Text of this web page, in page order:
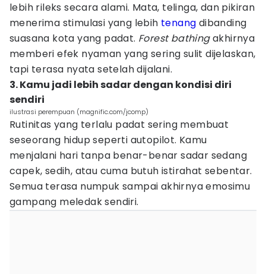
lebih rileks secara alami. Mata, telinga, dan pikiran
menerima stimulasi yang lebih tenang dibanding
suasana kota yang padat. Forest bathingakhirnya
memberi efek nyaman yang sering sulit dijelaskan,
tapi terasa nyata setelah dijalani.
3. Kamu jadi lebih sadar dengan kondisi diri
sendiri
ilustrasi perempuan (magnific.com/jcomp)
Rutinitas yang terlalu padat sering membuat
seseorang hidup seperti autopilot. Kamu
menjalani hari tanpa benar-benar sadar sedang
capek, sedih, atau cuma butuh istirahat sebentar.
Semua terasa numpuk sampai akhirnya emosimu
gampang meledak sendiri.